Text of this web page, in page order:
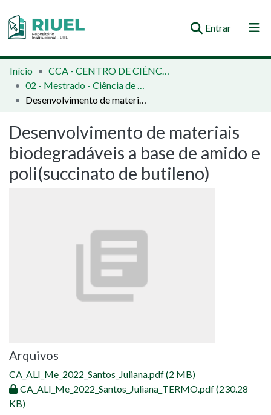
Entrar(current)
Orientações e Normas
Comunidades e Coleções
Estatísticas
Início
CCA - CENTRO DE CIÊNCIAS AGRÁRIAS
02 - Mestrado - Ciência de Alimentos
Desenvolvimento de materiais biodegradáveis a base de amido e poli(succinato de butileno)
Desenvolvimento de materiais
biodegradáveis a base de amido e
poli(succinato de butileno)
Arquivos
CA_ALI_Me_2022_Santos_Juliana.pdf(2 MB)
CA_ALI_Me_2022_Santos_Juliana_TERMO.pdf(230.28
KB)